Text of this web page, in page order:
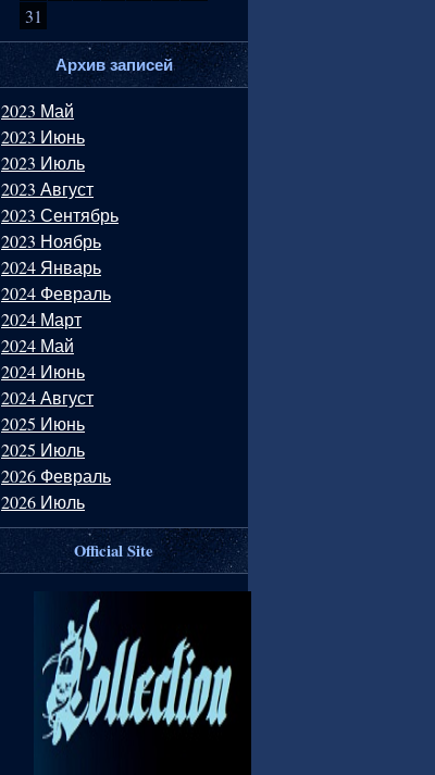
31
Архив записей
2023 Май
2023 Июнь
2023 Июль
2023 Август
2023 Сентябрь
2023 Ноябрь
2024 Январь
2024 Февраль
2024 Март
2024 Май
2024 Июнь
2024 Август
2025 Июнь
2025 Июль
2026 Февраль
2026 Июль
Official Site